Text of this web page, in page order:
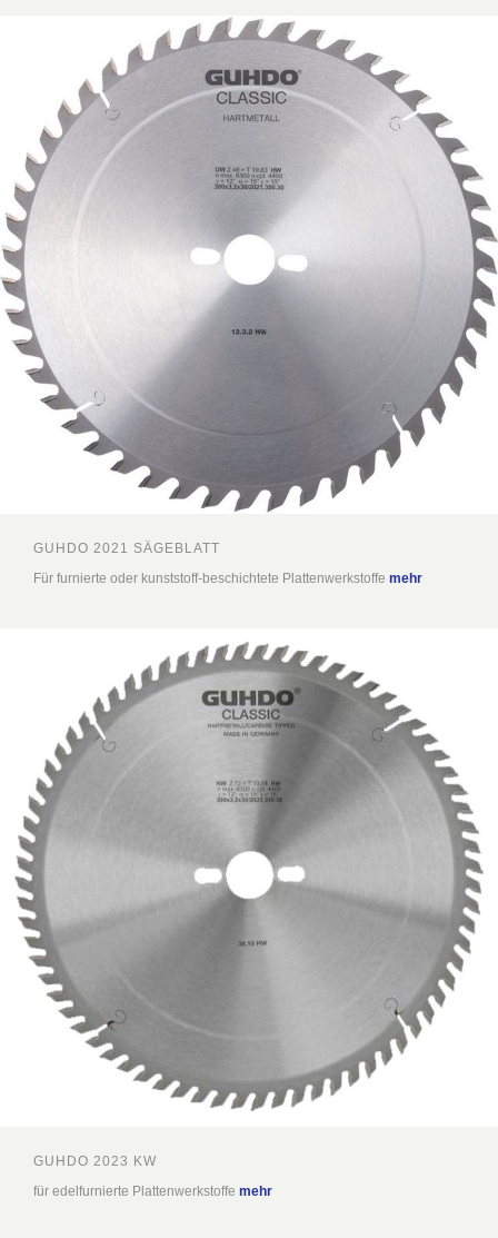
GUHDO 2021 SÄGEBLATT
Für furnierte oder kunststoff-beschichtete Plattenwerkstoffe mehr
GUHDO 2023 KW
für edelfurnierte Plattenwerkstoffe mehr